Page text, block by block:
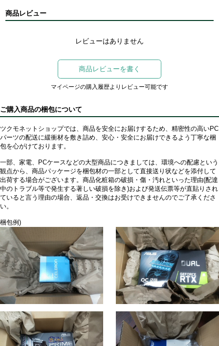
商品レビュー
レビューはありません
商品レビューを書く
マイページの購入履歴よりレビュー可能です
ご購入商品の梱包について
ツクモネットショップでは、商品を安全にお届けするため、精密性の高いPC
パーツの配送に緩衝材を敷き詰め、安心・安全にお届けできるよう丁寧な梱
包を心がけております。
一部、家電、PCケースなどの大型商品につきましては、環境への配慮という
観点から、商品パッケージを梱包材の一部として直接送り状などを添付して
出荷する場合がございます。商品化粧箱の破損・傷・汚れといった理由(配達
中のトラブル等で発生する著しい破損を除き)および発送伝票等が直貼りされ
ていると言う理由の場合、返品・交換はお受けできませんのでご了承くださ
い。
梱包例)